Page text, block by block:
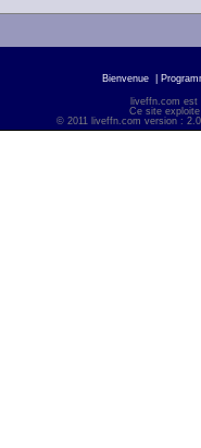
Bienvenue
liveffn.com est
Ce site
© 2011 liveffn.com version :